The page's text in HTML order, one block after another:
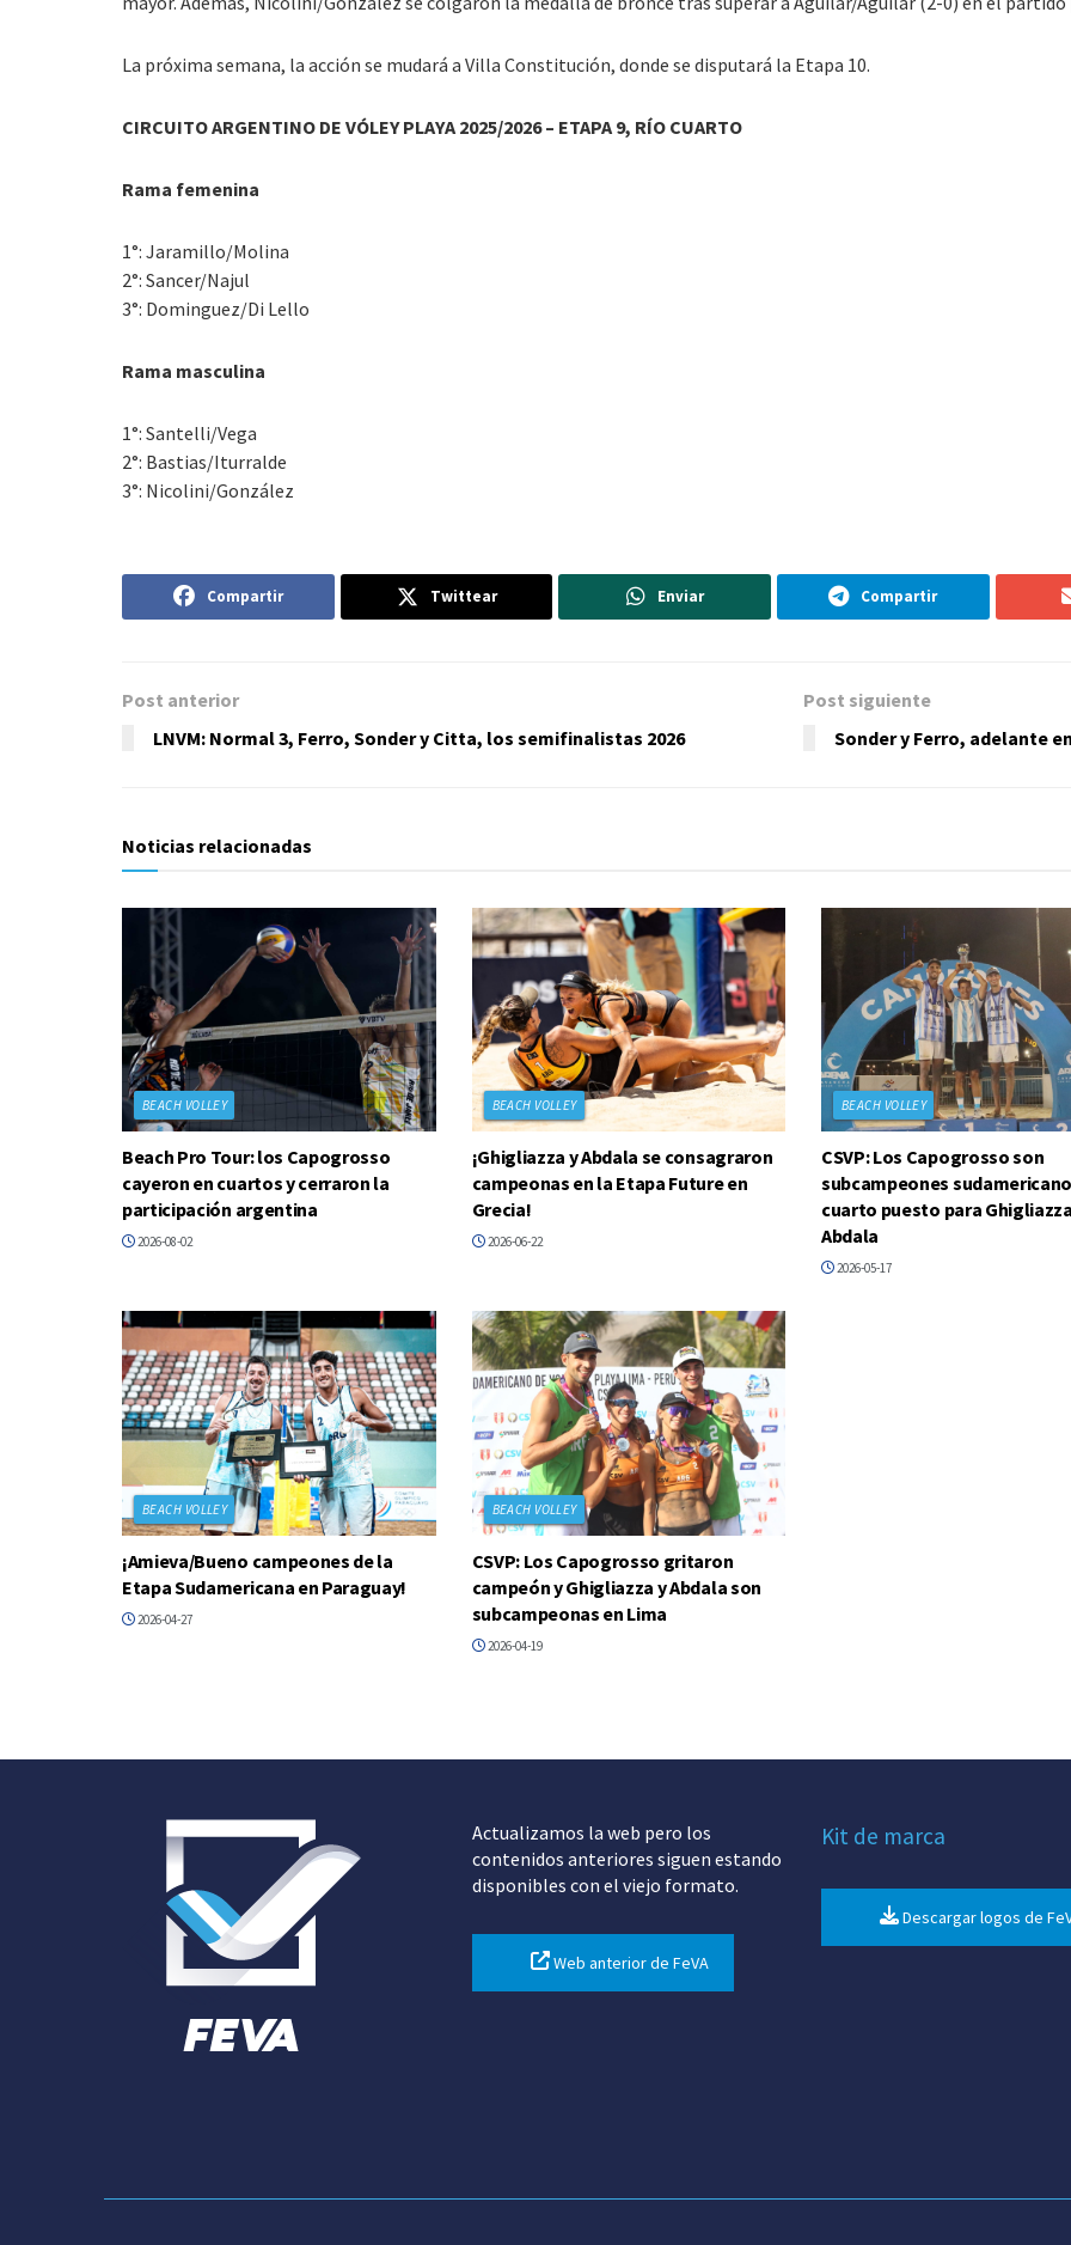
La próxima semana, la acción se mudará a Villa Constitución, donde se disputará la Etapa 10.
CIRCUITO ARGENTINO DE VÓLEY PLAYA 2025/2026 – ETAPA 9, RÍO CUARTO
Rama femenina
1°: Jaramillo/Molina
2°: Sancer/Najul
3°: Dominguez/Di Lello
Rama masculina
1°: Santelli/Vega
2°: Bastias/Iturralde
3°: Nicolini/González
Compartir Twittear Enviar Compartir
Post anterior
LNVM: Normal 3, Ferro, Sonder y Citta, los semifinalistas 2026
Post siguiente
Sonder y Ferro, adelante
Noticias relacionadas
BEACH VOLLEY
Beach Pro Tour: los Capogrosso
cayeron en cuartos y cerraron la
participación argentina
2026-08-02
BEACH VOLLEY
¡Ghigliazza y Abdala se consagraron
campeonas en la Etapa Future en
Grecia!
2026-06-22
BEACH VOLLEY
CSVP: Los Capogrosso son
subcampeones
cuarto puesto para
Abdala
2026-05-17
BEACH VOLLEY
¡Amieva/Bueno campeones de la
Etapa Sudamericana en Paraguay!
2026-04-27
BEACH VOLLEY
CSVP: Los Capogrosso gritaron
campeón y Ghigliazza y Abdala son
subcampeonas en Lima
2026-04-19
Actualizamos la web pero los
contenidos anteriores siguen estando
disponibles con el viejo formato.
Web anterior de FeVA
Kit de marca
Descargar logos de